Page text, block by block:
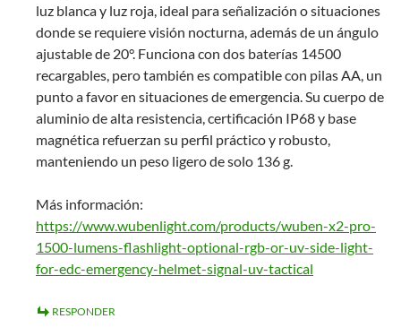
luz blanca y luz roja, ideal para señalización o situaciones
donde se requiere visión nocturna, además de un ángulo
ajustable de 20°. Funciona con dos baterías 14500
recargables, pero también es compatible con pilas AA, un
punto a favor en situaciones de emergencia. Su cuerpo de
aluminio de alta resistencia, certificación IP68 y base
magnética refuerzan su perfil práctico y robusto,
manteniendo un peso ligero de solo 136 g.
Más información:
https://www.wubenlight.com/products/wuben-x2-pro-
1500-lumens-flashlight-optional-rgb-or-uv-side-light-
for-edc-emergency-helmet-signal-uv-tactical
RESPONDER